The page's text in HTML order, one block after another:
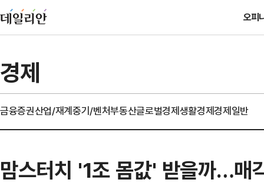
오피
경제
금융증권산업/재계중기/벤처부동산글로벌경제생활경제경제일반
맘스터치 '1조 몸값' 받을까…매